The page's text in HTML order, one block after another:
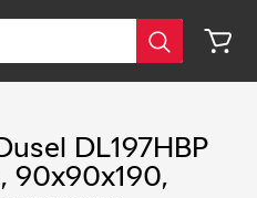
DL197HBP
90х90х190,